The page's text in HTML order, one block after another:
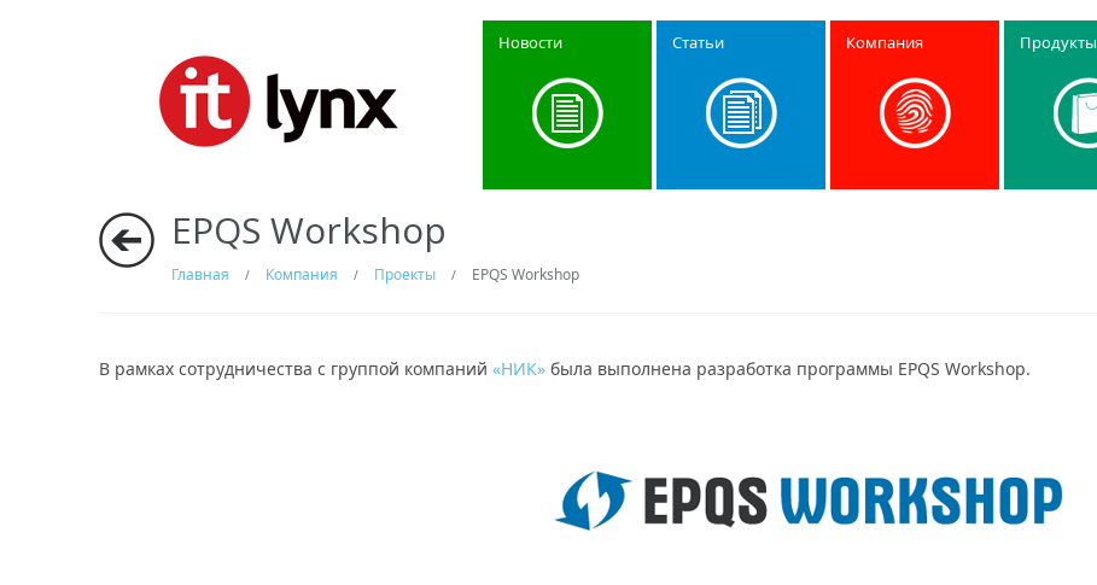
Новости Статьи Компания Продукты
EPQS Workshop
Главная / Компания / Проекты / EPQS Workshop
В рамках сотрудничества с группой компаний «НИК» была выполнена разработка программы EPQS Workshop.